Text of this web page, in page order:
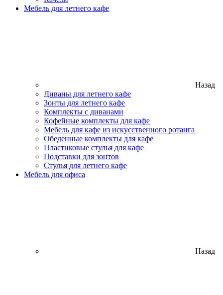
Мебель для летнего кафе
Назад
Диваны для летнего кафе
Зонты для летнего кафе
Комплекты с диванами
Кофейные комплекты для кафе
Мебель для кафе из искусственного ротанга
Обеденные комплекты для кафе
Пластиковые стулья для кафе
Подставки для зонтов
Стулья для летнего кафе
Мебель для офиса
Назад